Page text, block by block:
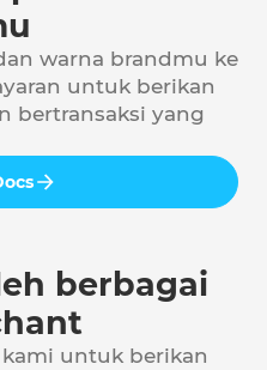
warna brandmu ke
untuk berikan
bertransaksi yang
berbagai
untuk berikan